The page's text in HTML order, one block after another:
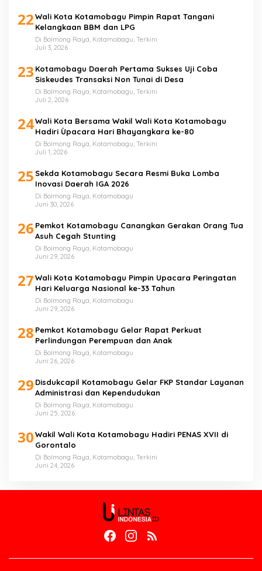
22Wali Kota Kotamobagu Pimpin Rapat Tangani
Kelangkaan BBM dan LPG
Di Bolmong Raya, Kotamobagu, Terkini
Juli 3, 2026
23 Kotamobagu Daerah Pertama Sukses Uji Coba
Siskeudes Transaksi Non Tunai di Desa
Di Bolmong Raya, Kotamobagu, Terkini
Juli 2, 2026
24Wali Kota Bersama Wakil Wali Kota Kotamobagu
Hadiri Ùpacara Hari Bhayangkara ke-80
Di Bolmong Raya, Kotamobagu, Terkini
Juli 1, 2026
25 Sekda Kotamobagu Secara Resmi Buka Lomba
Inovasi Daerah IGA 2026
Di Bolmong Raya, Kotamobagu
Juni 30, 2026
26 Pemkot Kotamobagu Canangkan Gerakan Orang Tua
Asuh Cegah Stunting
Di Bolmong Raya, Kotamobagu
Juni 29, 2026
27Wali Kota Kotamobagu Pimpin Upacara Peringatan
Hari Keluarga Nasional ke-33 Tahun
Di Bolmong Raya, Kotamobagu
Juni 29, 2026
28 Pemkot Kotamobagu Gelar Rapat Perkuat
Perlindungan Perempuan dan Anak
Di Bolmong Raya, Kotamobagu
Juni 26, 2026
29 Disdukcapil Kotamobagu Gelar FKP Standar Layanan
Administrasi dan Kependudukan
Di Bolmong Raya, Kotamobagu
Juni 25, 2026
30Wakil Wali Kota Kotamobagu Hadiri PENAS XVII di
Gorontalo
Di Bolmong Raya, Kotamobagu, Terkini
Juni 24, 2026